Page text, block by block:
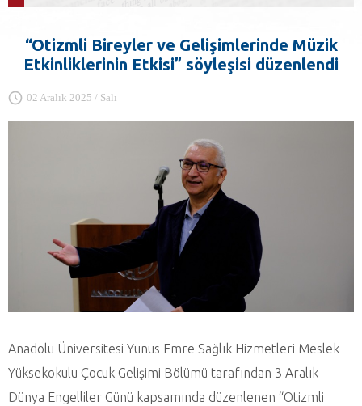
“Otizmli Bireyler ve Gelişimlerinde Müzik
Etkinliklerinin Etkisi” söyleşisi düzenlendi
02 Aralık 2025 / Salı
Anadolu Üniversitesi Yunus Emre Sağlık Hizmetleri Meslek
Yüksekokulu Çocuk Gelişimi Bölümü tarafından 3 Aralık
Dünya Engelliler Günü kapsamında düzenlenen “Otizmli